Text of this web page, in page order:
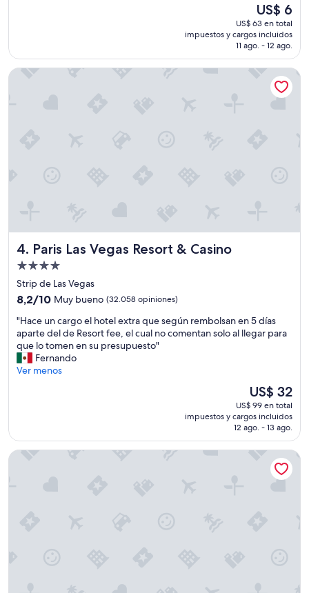
El
precio
actual
es
de
US$ 6
US$ 6
US$ 63 en total
impuestos y cargos incluidos
11 ago. - 12 ago.
4. Paris Las Vegas Resort & Casino
Paris Las Vegas Resort & Casino
Propiedad
de
4.0
estrellas
Strip de Las Vegas
8.2
10,
Muy
bueno,
(32.058
opiniones)
8,2/10 Muy bueno (32.058 opiniones)
"
H
a
c
e
g
"Hace un cargo el hotel extra que según rembolsan en 5 días
aparte del de Resort fee, el cual no comentan solo al llegar para
que lo tomen en su presupuesto"
Fernando
Ver menos
El
precio
actual
es
de
US$ 32
US$ 32
US$ 99 en total
impuestos y cargos incluidos
12 ago. - 13 ago.
Paris Las Vegas Resort & Casino
Treasure Island TI Las Vegas - Handwritten Collection